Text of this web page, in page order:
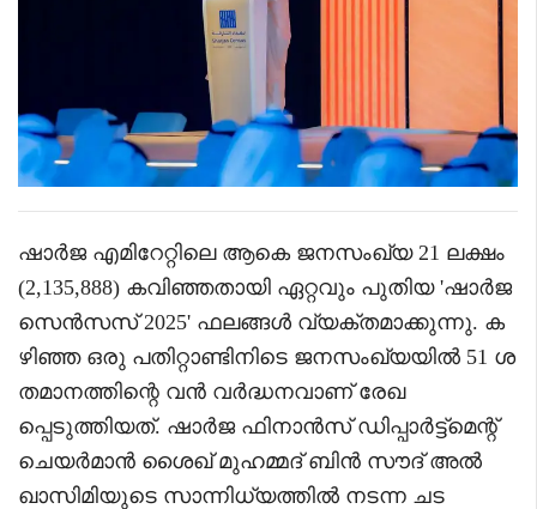
ഷാർജ എമിറേറ്റിലെ ആകെ ജനസംഖ്യ 21 ലക്ഷം
(2,135,888) കവിഞ്ഞതായി ഏറ്റവും പുതിയ 'ഷാർജ
സെൻസസ് 2025' ഫലങ്ങൾ വ്യക്തമാക്കുന്നു. ക
ഴിഞ്ഞ ഒരു പതിറ്റാണ്ടിനിടെ ജനസംഖ്യയിൽ 51 ശ
തമാനത്തിന്റെ വൻ വർദ്ധനവാണ് രേഖ
പ്പെടുത്തിയത്. ഷാർജ ഫിനാൻസ് ഡിപ്പാർട്ട്‌മെന്റ്
ചെയർമാൻ ശൈഖ് മുഹമ്മദ് ബിൻ സൗദ് അൽ
ഖാസിമിയുടെ സാന്നിധ്യത്തിൽ നടന്ന ചട